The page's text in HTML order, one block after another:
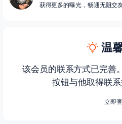
获得更多的曝光，畅通无阻交
温
该会员的联系方式已完善
按钮与他取得联系
立即